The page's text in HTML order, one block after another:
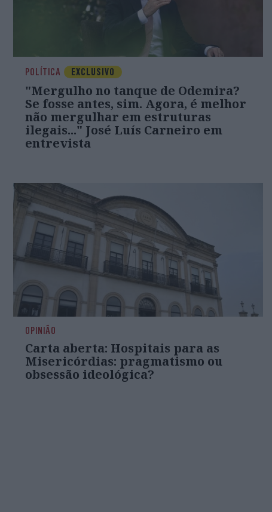
POLÍTICA EXCLUSIVO
"Mergulho no tanque de Odemira?
Se fosse antes, sim. Agora, é melhor
não mergulhar em estruturas
ilegais..." José Luís Carneiro em
entrevista
OPINIÃO
Carta aberta: Hospitais para as
Misericórdias: pragmatismo ou
obsessão ideológica?